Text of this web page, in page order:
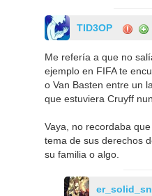
TID3OP
Me refería a que no
ejemplo en FIFA te
o Van Basten entre un
que estuviera Cruyff
Vaya, no recordaba
tema de sus derechos
su familia o algo.